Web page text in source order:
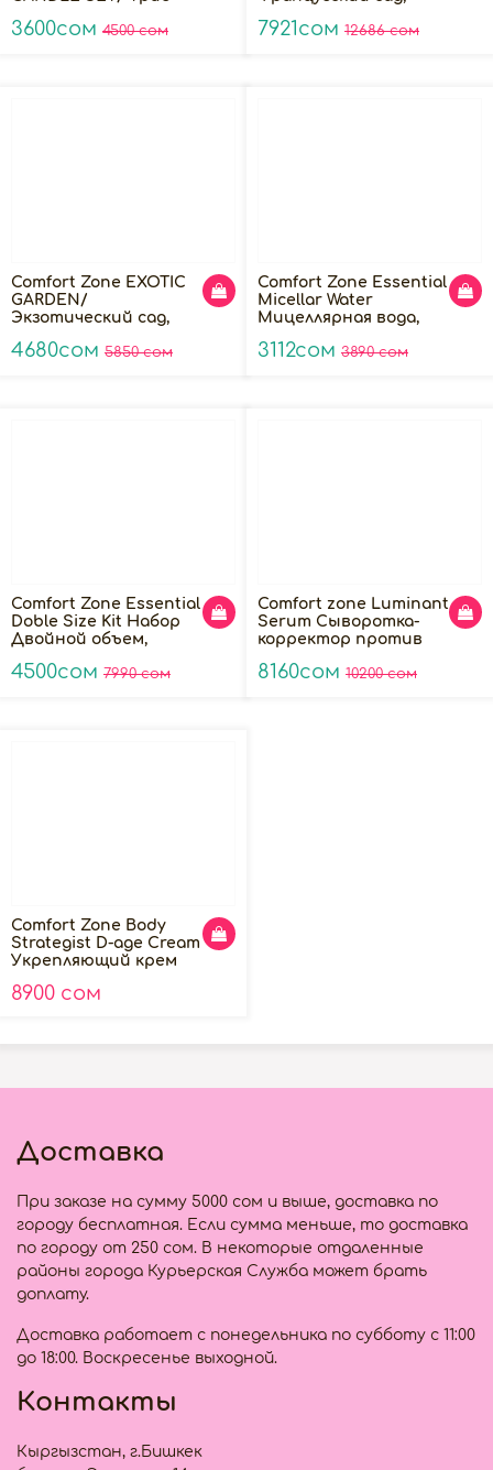
Spicy, Tranquillity
3600сом 4500 сом
и сияние
7921сом 12686 сом
Comfort Zone EXOTIC
GARDEN/
Экзотический сад,
увлажнение
4680сом 5850 сом
Comfort Zone Essential
Micellar Water
Мицеллярная вода,
3112сом 3890 сом
Comfort Zone Essential
Doble Size Kit Набор
Двойной объем,
4500сом 7990 сом
Comfort zone Luminant
Serum Сыворотка-
корректор против
8160сом 10200 сом
Comfort Zone Body
Strategist D-age Cream
Укрепляющий крем
8900 сом
Доставка
При заказе на сумму 5000 сом и выше, доставка по
городу бесплатная. Если сумма меньше, то доставка
по городу от 250 сом. В некоторые отдаленные
районы города Курьерская Служба может брать
доплату.
Доставка работает с понедельника по субботу с 11:00
до 18:00. Воскресенье выходной.
Контакты
Кыргызстан, г.Бишкек